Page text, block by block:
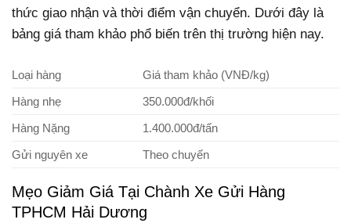
thức giao nhận và thời điểm vận chuyển. Dưới đây là
bảng giá tham khảo phổ biến trên thị trường hiện nay.
Loại hàng
Giá tham khảo (VNĐ/kg)
Hàng nhẹ
350.000đ/khối
Hàng Nặng
1.400.000đ/tấn
Gửi nguyên xe
Theo chuyến
Mẹo Giảm Giá Tại Chành Xe Gửi Hàng
TPHCM Hải Dương